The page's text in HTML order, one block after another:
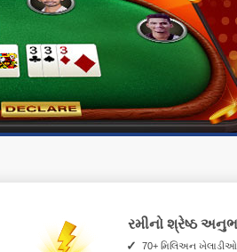
રમીનો શ્રેષ્ઠ
70+ મિલિઅન